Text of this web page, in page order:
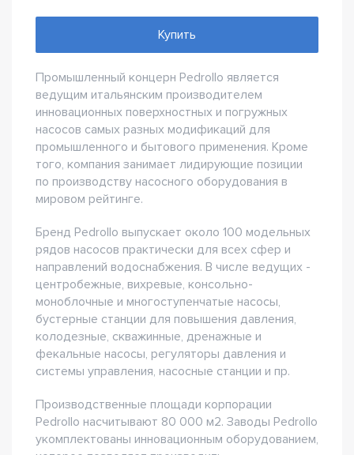
Купить
Промышленный концерн Pedrollo является
ведущим итальянским производителем
инновационных поверхностных и погружных
насосов самых разных модификаций для
промышленного и бытового применения. Кроме
того, компания занимает лидирующие позиции
по производству насосного оборудования в
мировом рейтинге.
Бренд Pedrollo выпускает около 100 модельных
рядов насосов практически для всех сфер и
направлений водоснабжения. В числе ведущих -
центробежные, вихревые, консольно-
моноблочные и многоступенчатые насосы,
бустерные станции для повышения давления,
колодезные, скважинные, дренажные и
фекальные насосы, регуляторы давления и
системы управления, насосные станции и пр.
Производственные площади корпорации
Pedrollo насчитывают 80 000 м2. Заводы Pedrollo
укомплектованы инновационным оборудованием,